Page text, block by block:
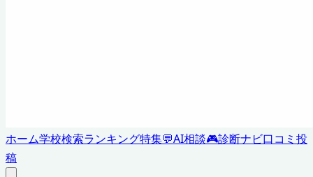
ホーム学校検索ランキング特集💬AI相談🎮診断ナビ口コミ投
稿